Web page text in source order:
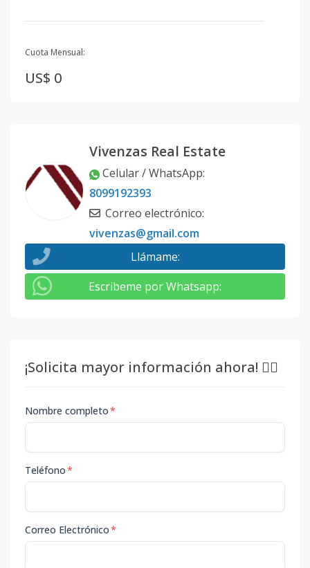
Cuota Mensual:
US$ 0
Vivenzas Real Estate
Celular / WhatsApp:
8099192393
Correo electrónico:
vivenzas@gmail.com
Llámame:
Escribeme por Whatsapp:
¡Solicita mayor información ahora! 👇🏽
Nombre completo*
Teléfono*
Correo Electrónico*